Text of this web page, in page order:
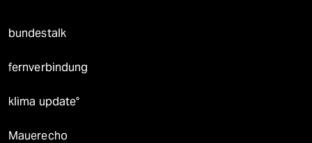
bundestalk
fernverbindung
klima update°
Mauerecho